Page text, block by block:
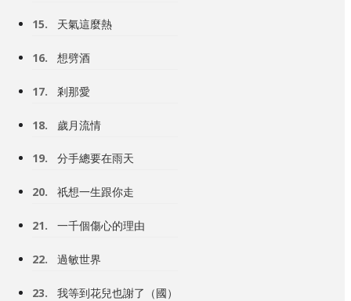
15. 天氣這麼熱
16. 想劈酒
17. 剎那愛
18. 歲月流情
19. 分手總要在雨天
20. 祇想一生跟你走
21. 一千個傷心的理由
22. 過敏世界
23. 我等到花兒也謝了（國）